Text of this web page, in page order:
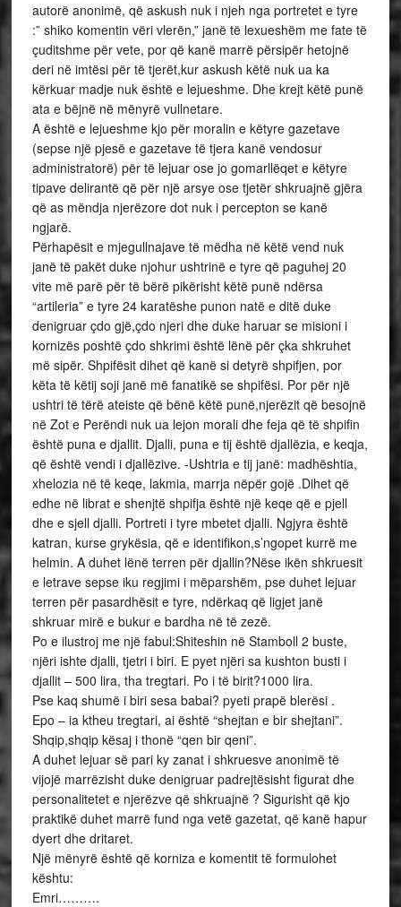
autorë anonimë, që askush nuk i njeh nga portretet e tyre
:” shiko komentin vëri vlerën,” janë të lexueshëm me fate të
çuditshme për vete, por që kanë marrë përsipër hetojnë
deri në imtësi për të tjerët,kur askush këtë nuk ua ka
kërkuar madje nuk është e lejueshme. Dhe krejt këtë punë
ata e bëjnë në mënyrë vullnetare.
A është e lejueshme kjo për moralin e këtyre gazetave
(sepse një pjesë e gazetave të tjera kanë vendosur
administratorë) për të lejuar ose jo gomarllëqet e këtyre
tipave delirantë që për një arsye ose tjetër shkruajnë gjëra
që as mëndja njerëzore dot nuk i percepton se kanë
ngjarë.
Përhapësit e mjegullnajave të mëdha në këtë vend nuk
janë të pakët duke njohur ushtrinë e tyre që paguhej 20
vite më parë për të bërë pikërisht këtë punë ndërsa
“artileria” e tyre 24 karatëshe punon natë e ditë duke
denigruar çdo gjë,çdo njeri dhe duke haruar se misioni i
kornizës poshtë çdo shkrimi është lënë për çka shkruhet
më sipër. Shpifësit dihet që kanë si detyrë shpifjen, por
këta të këtij soji janë më fanatikë se shpifësi. Por për një
ushtri të tërë ateiste që bënë këtë punë,njerëzit që besojnë
në Zot e Perëndi nuk ua lejon morali dhe feja që të shpifin
është puna e djallit. Djalli, puna e tij është djallëzia, e keqja,
që është vendi i djallëzive. -Ushtria e tij janë: madhështia,
xhelozia në të keqe, lakmia, marrja nëpër gojë .Dihet që
edhe në librat e shenjtë shpifja është një keqe që e pjell
dhe e sjell djalli. Portreti i tyre mbetet djalli. Ngjyra është
katran, kurse grykësia, që e identifikon,s’ngopet kurrë me
helmin. A duhet lënë terren për djallin?Nëse ikën shkruesit
e letrave sepse iku regjimi i mëparshëm, pse duhet lejuar
terren për pasardhësit e tyre, ndërkaq që ligjet janë
shkruar mirë e bukur e bardha në të zezë.
Po e ilustroj me një fabul:Shiteshin në Stamboll 2 buste,
njëri ishte djalli, tjetri i biri. E pyet njëri sa kushton busti i
djallit – 500 lira, tha tregtari. Po i të birit?1000 lira.
Pse kaq shumë i biri sesa babai? pyeti prapë blerësi .
Epo – ia ktheu tregtari, ai është “shejtan e bir shejtani”.
Shqip,shqip kësaj i thonë “qen bir qeni”.
A duhet lejuar së pari ky zanat i shkruesve anonimë të
vijojë marrëzisht duke denigruar padrejtësisht figurat dhe
personalitetet e njerëzve që shkruajnë ? Sigurisht që kjo
praktikë duhet marrë fund nga vetë gazetat, që kanë hapur
dyert dhe dritaret.
Një mënyrë është që korniza e komentit të formulohet
kështu:
Emri……….